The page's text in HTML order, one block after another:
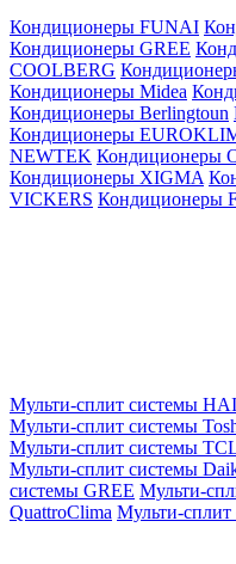
Кондиционеры FUNAI
Кондиционеры GREE
СOOLBERG
Кондиционеры Midea
Кондиционеры Berlingtoun
Кондиционеры
NEWTEK Кондиционеры
Кондиционеры XIGMA
VICKERS Кондиционеры
Мульти-сплит системы
Мульти-сплит системы
Мульти-сплит системы
Мульти-сплит системы
системы GREE Мульти-
QuattroClima Мульти-